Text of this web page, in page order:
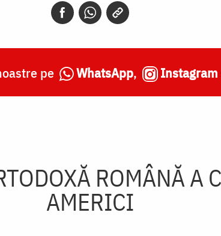
pe WhatsApp, Instagram
ROMÂNĂ A
AMERICI